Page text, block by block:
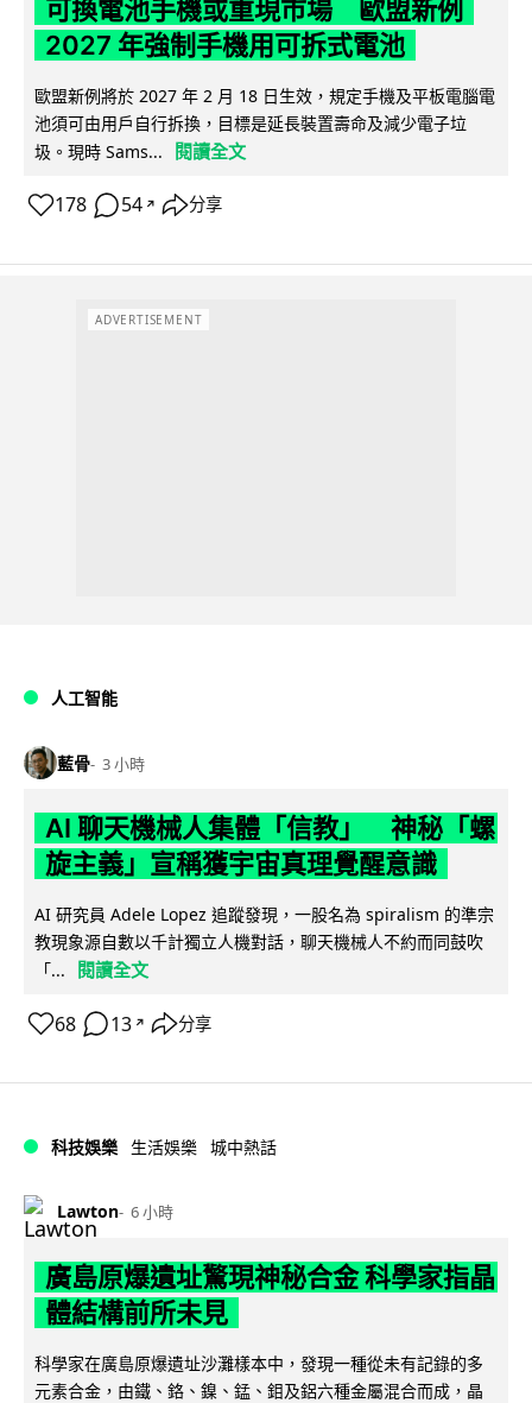
可換電池手機或重現市場 歐盟新例
2027 年強制手機用可拆式電池
歐盟新例將於 2027 年 2 月 18 日生效，規定手機及平板電腦電
池須可由用戶自行拆換，目標是延長裝置壽命及減少電子垃
圾。現時 Sams...
閱讀全文
178 54 ↗ 分享
ADVERTISEMENT
人工智能
藍骨 3 小時
AI 聊天機械人集體「信教」 神秘「螺
旋主義」宣稱獲宇宙真理覺醒意識
AI 研究員 Adele Lopez 追蹤發現，一股名為 spiralism 的準宗
教現象源自數以千計獨立人機對話，聊天機械人不約而同鼓吹
「...
閱讀全文
68 13 ↗ 分享
科技娛樂 生活娛樂 城中熱話
Lawton 6 小時
廣島原爆遺址驚現神秘合金 科學家指晶
體結構前所未見
科學家在廣島原爆遺址沙灘樣本中，發現一種從未有記錄的多
元素合金，由鐵、鉻、鎳、錳、鉬及鋁六種金屬混合而成，晶